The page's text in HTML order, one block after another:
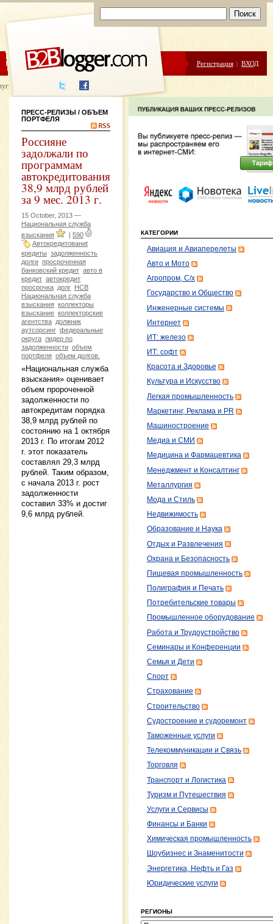
ЦЕНЫ ПОМОЩЬ Регистрация | ВХОД
написания
ПРЕСС-РЕЛИЗЫ / ОБЪЕМ
ПОРТФЕЛЯ
Россияне
задолжали по
программам
автокредитования
38,9 млрд рублей
за 9 мес. 2013 г.
15 October, 2013 —
Национальная служба
взыскания
| 590
Автокредитованиt
кредиты задолженность
долги просроченная
банковский кредит авто в
кредит автокредит
просрочка долг НСВ
Национальная служба
взыскания коллекторы
взыскание коллекторские
агентства должник
аутсорсинг федеральные
округа лидер по
задолженности объем
портфеля объем долгов.
«Национальная служба
взыскания» оценивает
объем пророченной
задолженности по
автокредитам порядка
38,9 млрд рублей по
состоянию на 1 октября
2013 г. По итогам 2012
г. этот показатель
составлял 29,3 млрд
рублей. Таким образом,
с начала 2013 г. рост
задолженности
составил 33% и достиг
9,6 млрд рублей.
КАТЕГОРИИ
Авиация и Авиаперелеты
Авто и Мото
Агропром, С/х
Государство и Общество
Инженерные системы
Интернет
ИТ: железо
ИТ: софт
Красота и Здоровье
Культура и Искусство
Легкая промышленность
Маркетинг, Реклама и PR
Машиностроение
Медиа и СМИ
Медицина и Фармацевтика
Менеджмент и Консалтинг
Металлургия
Мода и Стиль
Недвижимость
Образование и Наука
Отдых и Развлечения
Охрана и Безопасность
Пищевая промышленность
Полиграфия и Печать
Потребительские товары
Промышленное оборудование
Работа и Трудоустройство
Семинары и Конференции
Семья и Дети
Спорт
Страхование
Строительство
Судостроение и судоремонт
Таможенные услуги
Телекоммуникации и Связь
Торговля
Транспорт и Логистика
Туризм и Путешествия
Услуги и Сервисы
Финансы и Банки
Химическая промышленность
Шоубизнес и Знаменитости
Энергетика, Нефть и Газ
Юридические услуги
РЕГИОНЫ